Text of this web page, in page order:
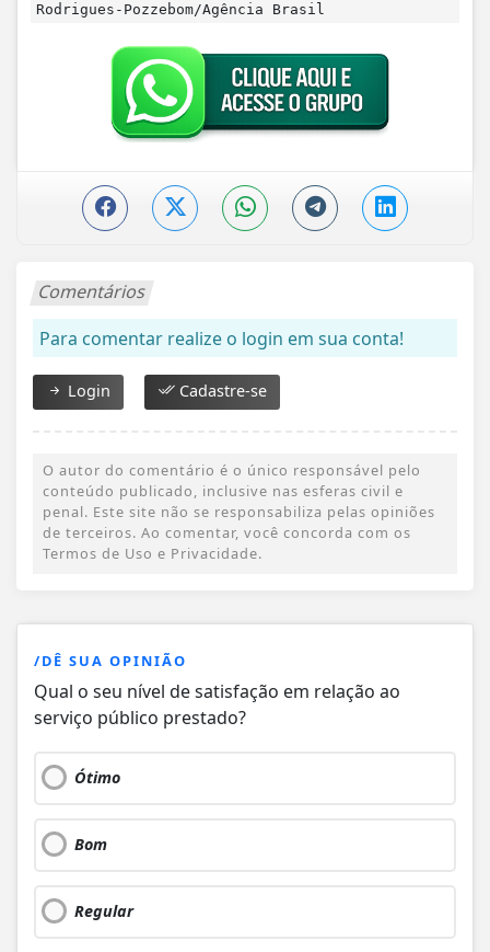
Comentários
Para comentar realize o login em sua conta!
Login Cadastre-se
O autor do comentário é o único responsável pelo
conteúdo publicado, inclusive nas esferas civil e
penal. Este site não se responsabiliza pelas opiniões
de terceiros. Ao comentar, você concorda com os
Termos de Uso e Privacidade.
/DÊ SUA OPINIÃO
Qual o seu nível de satisfação em relação ao
serviço público prestado?
Ótimo
Bom
Regular